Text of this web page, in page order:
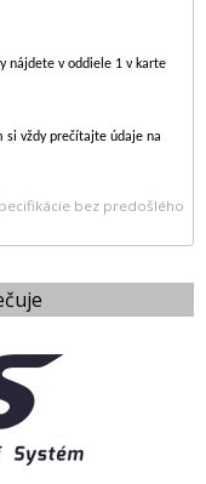
nájdete v oddiele 1 v karte
si vždy prečítajte údaje na
bez predošlého